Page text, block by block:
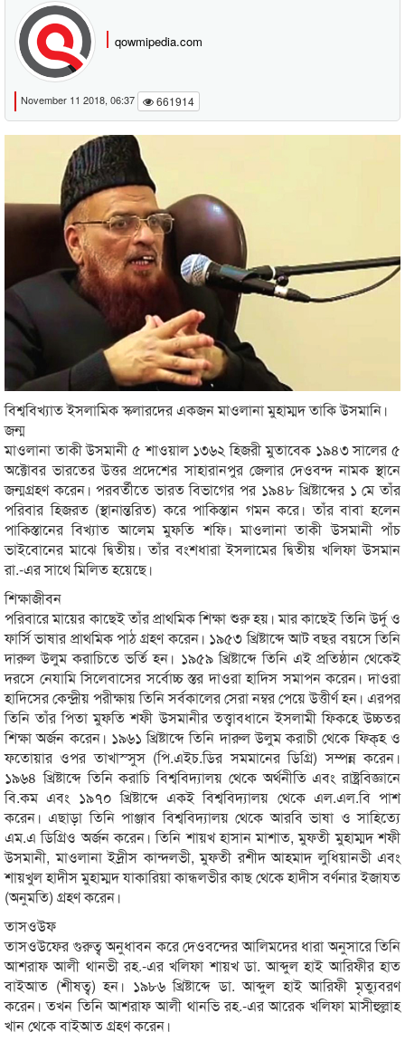
qowmipedia.com
November 11 2018, 06:37 661914
বিশ্ববিখ্যাত ইসলামিক স্কলারদের একজন মাওলানা মুহাম্মদ তাকি উসমানি।
জন্ম
মাওলানা তাকী উসমানী ৫ শাওয়াল ১৩৬২ হিজরী মুতাবেক ১৯৪৩ সালের ৫
অক্টোবর ভারতের উত্তর প্রদেশের সাহারানপুর জেলার দেওবন্দ নামক স্থানে
জন্মগ্রহণ করেন। পরবর্তীতে ভারত বিভাগের পর ১৯৪৮ খ্রিষ্টাব্দের ১ মে তাঁর
পরিবার হিজরত (স্থানান্তরিত) করে পাকিস্তান গমন করে। তাঁর বাবা হলেন
পাকিস্তানের বিখ্যাত আলেম মুফতি শফি। মাওলানা তাকী উসমানী পাঁচ
ভাইবোনের মাঝে দ্বিতীয়। তাঁর বংশধারা ইসলামের দ্বিতীয় খলিফা উসমান
রা.-এর সাথে মিলিত হয়েছে।
শিক্ষাজীবন
পরিবারে মায়ের কাছেই তাঁর প্রাথমিক শিক্ষা শুরু হয়। মার কাছেই তিনি উর্দু ও
ফার্সি ভাষার প্রাথমিক পাঠ গ্রহণ করেন। ১৯৫৩ খ্রিষ্টাব্দে আট বছর বয়সে তিনি
দারুল উলুম করাচিতে ভর্তি হন। ১৯৫৯ খ্রিষ্টাব্দে তিনি এই প্রতিষ্ঠান থেকেই
দরসে নেযামি সিলেবাসের সর্বোচ্চ স্তর দাওরা হাদিস সমাপন করেন। দাওরা
হাদিসের কেন্দ্রীয় পরীক্ষায় তিনি সর্বকালের সেরা নম্বর পেয়ে উত্তীর্ণ হন। এরপর
তিনি তাঁর পিতা মুফতি শফী উসমানীর তত্ত্বাবধানে ইসলামী ফিকহে উচ্চতর
শিক্ষা অর্জন করেন। ১৯৬১ খ্রিষ্টাব্দে তিনি দারুল উলুম করাচী থেকে ফিক্‌হ ও
ফতোয়ার ওপর তাখাস্সুস (পি.এইচ.ডির সমমানের ডিগ্রি) সম্পন্ন করেন।
১৯৬৪ খ্রিষ্টাব্দে তিনি করাচি বিশ্ববিদ্যালয় থেকে অর্থনীতি এবং রাষ্ট্রবিজ্ঞানে
বি.কম এবং ১৯৭০ খ্রিষ্টাব্দে একই বিশ্ববিদ্যালয় থেকে এল.এল.বি পাশ
করেন। এছাড়া তিনি পাঞ্জাব বিশ্ববিদ্যালয় থেকে আরবি ভাষা ও সাহিত্যে
এম.এ ডিগ্রিও অর্জন করেন। তিনি শায়খ হাসান মাশাত, মুফতী মুহাম্মদ শফী
উসমানী, মাওলানা ইদ্রীস কান্দলভী, মুফতী রশীদ আহমাদ লুধিয়ানভী এবং
শায়খুল হাদীস মুহাম্মদ যাকারিয়া কান্ধলভীর কাছ থেকে হাদীস বর্ণনার ইজাযত
(অনুমতি) গ্রহণ করেন।
তাসওউফ
তাসওউফের গুরুত্ব অনুধাবন করে দেওবন্দের আলিমদের ধারা অনুসারে তিনি
আশরাফ আলী থানভী রহ.-এর খলিফা শায়খ ডা. আব্দুল হাই আরিফীর হাত
বাইআত (শীষত্ব) হন। ১৯৮৬ খ্রিষ্টাব্দে ডা. আব্দুল হাই আরিফী মৃত্যুবরণ
করেন। তখন তিনি আশরাফ আলী থানভি রহ.-এর আরেক খলিফা মাসীহুল্লাহ
খান থেকে বাইআত গ্রহণ করেন।